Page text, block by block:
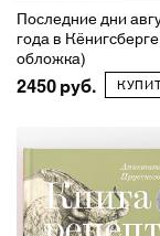
Последние дни
года в
обложка)
2450